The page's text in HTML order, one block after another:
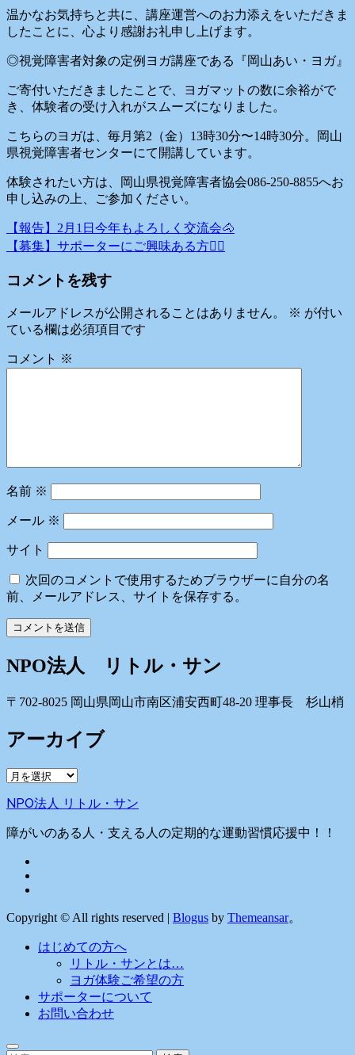
温かなお気持ちと共に、講座運営へのお力添えをいただきま
したことに、心より感謝お礼申し上げます。
◎視覚障害者対象の定例ヨガ講座である『岡山あい・ヨガ』
ご寄付いただきましたことで、ヨガマットの数に余裕がで
き、体験者の受け入れがスムーズになりました。
こちらのヨガは、毎月第2（金）13時30分〜14時30分。岡山
県視覚障害者センターにて開講しています。
体験されたい方は、岡山県視覚障害者協会086-250-8855へお
申し込みの上、ご参加ください。
投
稿
ナ
ビ
ゲ
ー
【報告】2月1日今年もよろしく交流会🐴
【募集】サポーターにご興味ある方🧘‍♀️
コメントを残す
メールアドレスが公開されることはありません。 ※ が付い
ている欄は必須項目です
コメント ※
名前 ※
メール ※
サイト
次回のコメントで使用するためブラウザーに自分の名
前、メールアドレス、サイトを保存する。
NPO法人 リトル・サン
〒702-8025 岡山県岡山市南区浦安西町48-20 理事長 杉山梢
アーカイブ
ア
カ
イ
ブ
NPO法人 リトル・サン
障がいのある人・支える人の定期的な運動習慣応援中！！
Copyright © All rights reserved | Blogus by Themeansar。
はじめての方へ
リトル・サンとは…
ヨガ体験ご希望の方
サポーターについて
お問い合わせ